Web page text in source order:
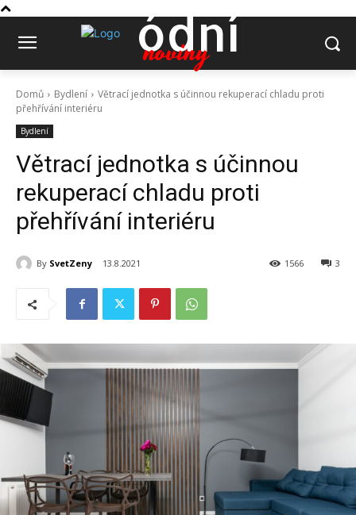
ódní
noviny
Domů Bydlení
Větrací jednotka s účinnou rekuperací chladu proti
přehřívání interiéru
Bydlení
Větrací jednotka s účinnou
rekuperací chladu proti
přehřívání interiéru
By SvetZeny 13.8.2021 3
1566